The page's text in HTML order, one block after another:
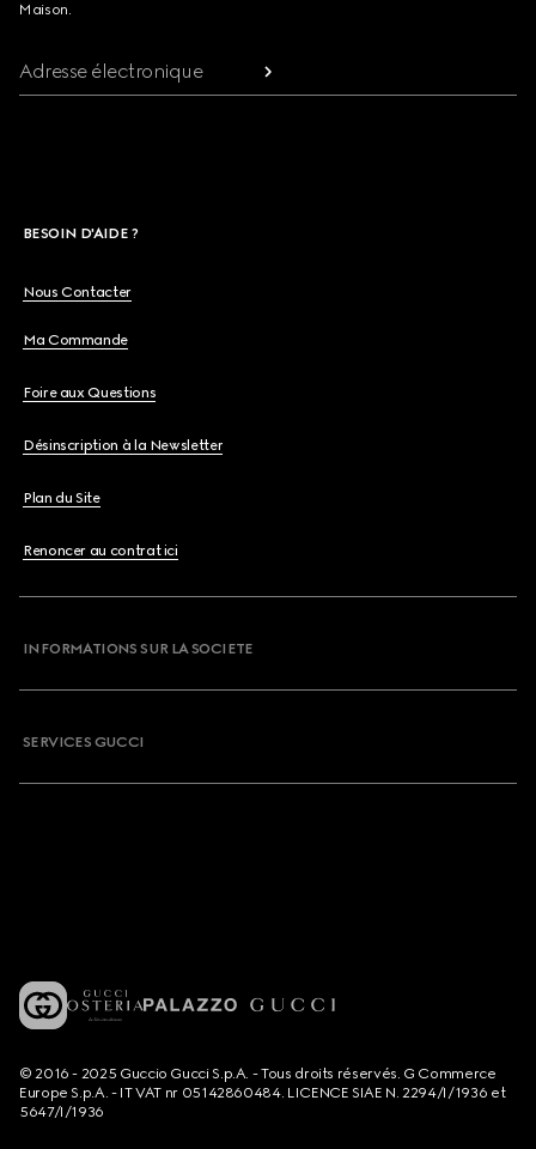
Maison.
Adresse électronique
BESOIN D'AIDE ?
Nous Contacter
Ma Commande
Foire aux Questions
Désinscription à la Newsletter
Plan du Site
Renoncer au contrat ici
INFORMATIONS SUR LA SOCIETE
SERVICES GUCCI
© 2016 - 2025 Guccio Gucci S.p.A. - Tous droits réservés. G Commerce
Europe S.p.A. - IT VAT nr 05142860484. LICENCE SIAE N. 2294/I/1936 et
5647/I/1936